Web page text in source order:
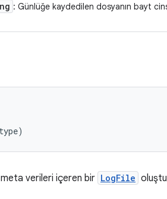
: Günlüğe kaydedilen dosyanın bayt
type)
meta verileri içeren bir LogFile